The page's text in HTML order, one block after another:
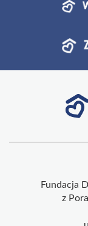
Fundacja
z